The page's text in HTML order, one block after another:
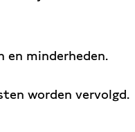
en minderheden.
worden vervolgd.